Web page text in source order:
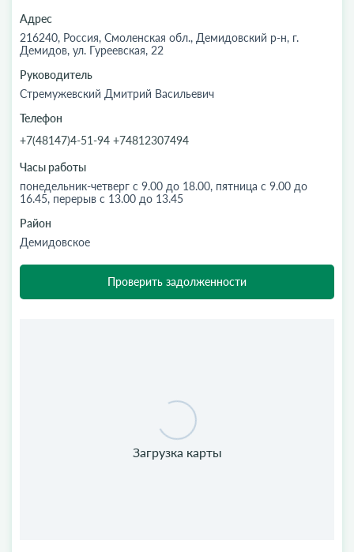
Адрес
216240, Россия, Смоленская обл., Демидовский р-н, г.
Демидов, ул. Гуреевская, 22
Руководитель
Стремужевский Дмитрий Васильевич
Телефон
+7(48147)4-51-94 +74812307494
Часы работы
понедельник-четверг с 9.00 до 18.00, пятница с 9.00 до
16.45, перерыв с 13.00 до 13.45
Район
Демидовское
Проверить задолженности